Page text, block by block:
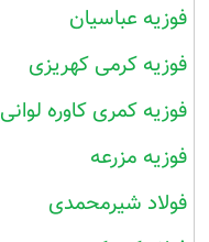
فوزیه عباسیان
فوزیه کرمی کهریزی
فوزیه کمری کاوره لوانی
فوزیه مزرعه
فولاد شیرمحمدی